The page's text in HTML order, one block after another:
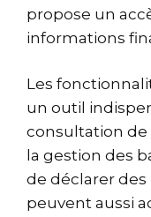
propose un
informations
Les
un outil
consultation de
la gestion des
de déclarer des
peuvent aussi